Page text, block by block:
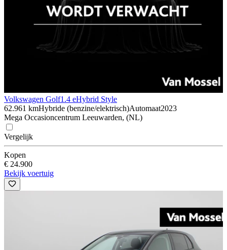
Volkswagen Golf1.4 eHybrid Style
62.961 kmHybride (benzine/elektrisch)Automaat2023
Mega Occasioncentrum Leeuwarden, (NL)
Vergelijk
Kopen
€ 24.900
Bekijk voertuig